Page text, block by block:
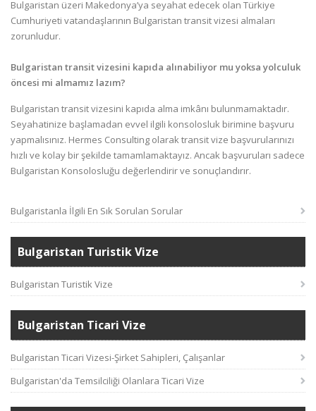
Bulgaristan üzeri Makedonya’ya seyahat edecek olan Türkiye
Cumhuriyeti vatandaşlarının Bulgaristan transit vizesi almaları
zorunludur.
Bulgaristan transit vizesini kapıda alınabiliyor mu yoksa yolculuk
öncesi mi almamız lazım?
Bulgaristan transit vizesini kapıda alma imkânı bulunmamaktadır.
Seyahatinize başlamadan evvel ilgili konsolosluk birimine başvuru
yapmalısınız. Hermes Consulting olarak transit vize başvurularınızı
hızlı ve kolay bir şekilde tamamlamaktayız. Ancak başvuruları sadece
Bulgaristan Konsolosluğu değerlendirir ve sonuçlandırır.
Bulgaristanla İlgili En Sık Sorulan Sorular
Bulgaristan Turistik Vize
Bulgaristan Turistik Vize
Bulgaristan Ticari Vize
Bulgaristan Ticari Vizesi-Şirket Sahipleri, Çalışanlar
Bulgaristan'da Temsilciliği Olanlara Ticari Vize